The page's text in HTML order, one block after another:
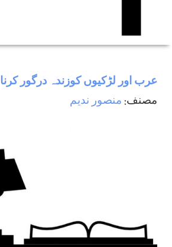
عرب اور لڑكيوں كوزندہ درگور كرنا
مصنف: منصور ندیم